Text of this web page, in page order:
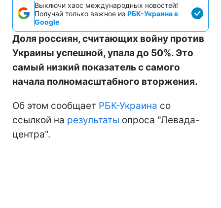
Выключи хаос международных новостей!
Получай только важное из РБК-Украина в
Google
Доля россиян, считающих войну против
Украины успешной, упала до 50%. Это
самый низкий показатель с самого
начала полномасштабного вторжения.
Об этом сообщает РБК-Украина со
ссылкой на результаты опроса "Левада-
центра".